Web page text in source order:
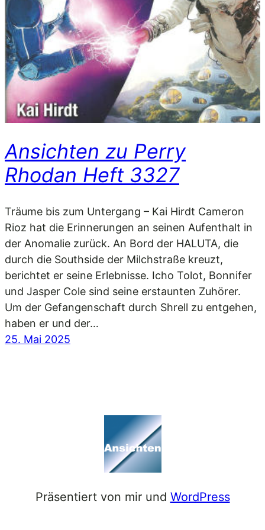
Ansichten zu Perry
Rhodan Heft 3327
Träume bis zum Untergang – Kai Hirdt Cameron
Rioz hat die Erinnerungen an seinen Aufenthalt in
der Anomalie zurück. An Bord der HALUTA, die
durch die Southside der Milchstraße kreuzt,
berichtet er seine Erlebnisse. Icho Tolot, Bonnifer
und Jasper Cole sind seine erstaunten Zuhörer.
Um der Gefangenschaft durch Shrell zu entgehen,
haben er und der…
25. Mai 2025
Präsentiert von mir und WordPress